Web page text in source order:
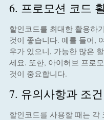
6. 프로모션 코드
할인코드를 최대한 활용하
것이 좋습니다. 예를 들어,
우가 있으니, 가능한 많은
세요. 또한, 아이허브 프로
것이 중요합니다.
7. 유의사항과 조건
할인코드를 사용할 때는 각